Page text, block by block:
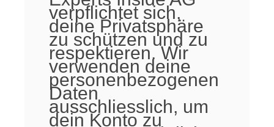
verpflichtet sich,
deine Privatsphäre
zu schützen und zu
respektieren. Wir
verwenden deine
personenbezogenen
Daten
ausschliesslich, um
dein Konto zu